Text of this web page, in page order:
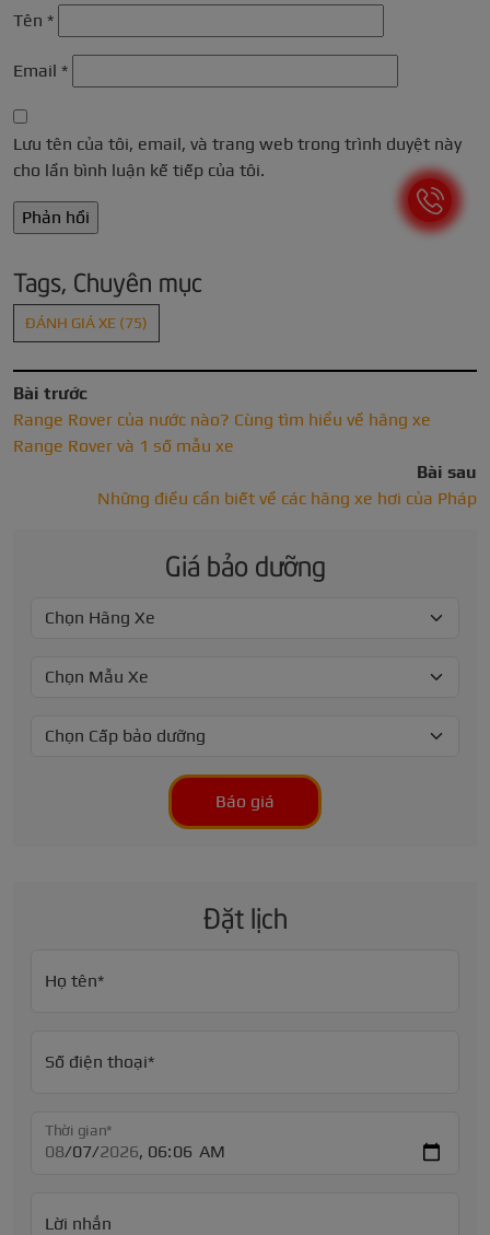
Tên *
Email *
Lưu tên của tôi, email, và trang web trong trình duyệt này
cho lần bình luận kế tiếp của tôi.
Tags, Chuyên mục
ĐÁNH GIÁ XE (75)
Bài trước
Range Rover của nước nào? Cùng tìm hiểu về hãng xe
Range Rover và 1 số mẫu xe
Bài sau
Những điều cần biết về các hãng xe hơi của Pháp
Giá bảo dưỡng
Báo giá
Đặt lịch
Họ tên*
Số điện thoại*
Thời gian*
Lời nhắn